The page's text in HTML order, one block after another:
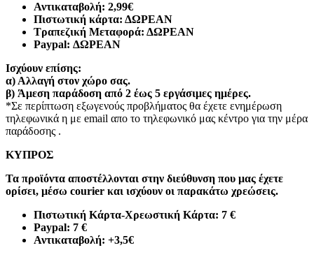
Αντικαταβολή: 2,99€
Πιστωτική κάρτα: ΔΩΡΕΑΝ
Τραπεζική Μεταφορά: ΔΩΡΕΑΝ
Paypal: ΔΩΡΕΑΝ
Ισχύουν επίσης:
α)Αλλαγή στον χώρο σας.
β) Άμεση παράδοση από 2 έως 5 εργάσιμες ημέρες.
*Σε περίπτωση εξωγενούς προβλήματος θα έχετε ενημέρωση
τηλεφωνικά η με email απο το τηλεφωνικό μας κέντρο για την μέρα
παράδοσης .
ΚΥΠΡΟΣ
Τα προϊόντα αποστέλλονται στην διεύθυνση που μας έχετε
ορίσει, μέσω courier και ισχύουν οι παρακάτω χρεώσεις.
Πιστωτική Κάρτα-Χρεωστική Κάρτα: 7 €​
Paypal: 7 €
Αντικαταβολή: +3,5€